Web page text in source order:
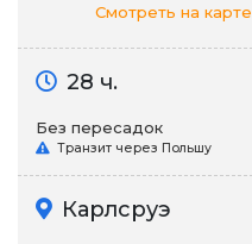
Смотреть на карте
28 ч.
Без пересадок
Транзит через Польшу
Карлсруэ